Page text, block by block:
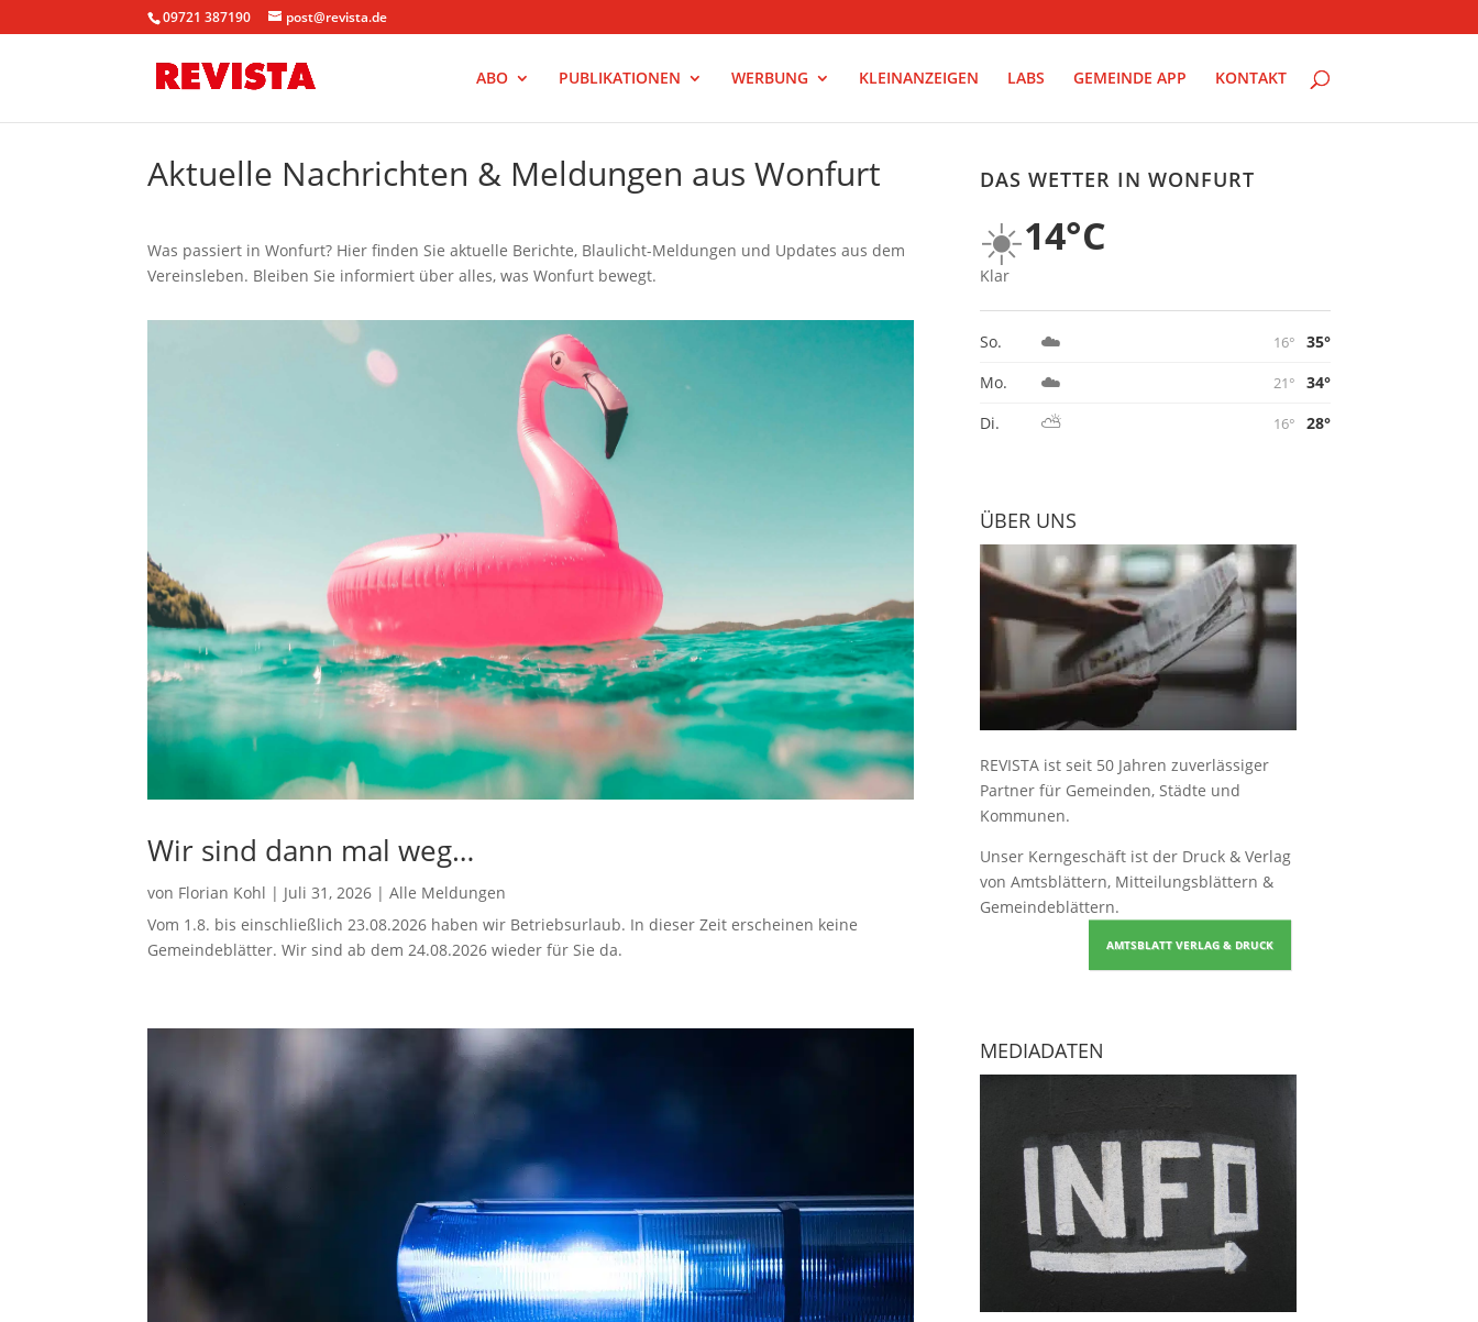
09721 387190 post@revista.de
ABO PUBLIKATIONEN WERBUNG KLEINANZEIGEN LABS GEMEINDE APP KONTAKT
Aktuelle Nachrichten & Meldungen aus Wonfurt
Was passiert in Wonfurt? Hier finden Sie aktuelle Berichte, Blaulicht-Meldungen und Updates aus dem
Vereinsleben. Bleiben Sie informiert über alles, was Wonfurt bewegt.
Wir sind dann mal weg…
von Florian Kohl | Juli 31, 2026 |Alle Meldungen
Vom 1.8. bis einschließlich 23.08.2026 haben wir Betriebsurlaub. In dieser Zeit erscheinen keine
Gemeindeblätter. Wir sind ab dem 24.08.2026 wieder für Sie da.
DAS WETTER IN WONFURT
☀️14°C
Klar
So. ☁️ 16°
35°
Mo.
☁️ 21°
34°
Di.
⛅ 16° 28°
ÜBER UNS
REVISTA ist seit 50 Jahren zuverlässiger
Partner für Gemeinden, Städte und
Kommunen.
Unser Kerngeschäft ist der Druck & Verlag
von Amtsblättern, Mitteilungsblättern &
Gemeindeblättern.
AMTSBLATT VERLAG & DRUCK
MEDIADATEN